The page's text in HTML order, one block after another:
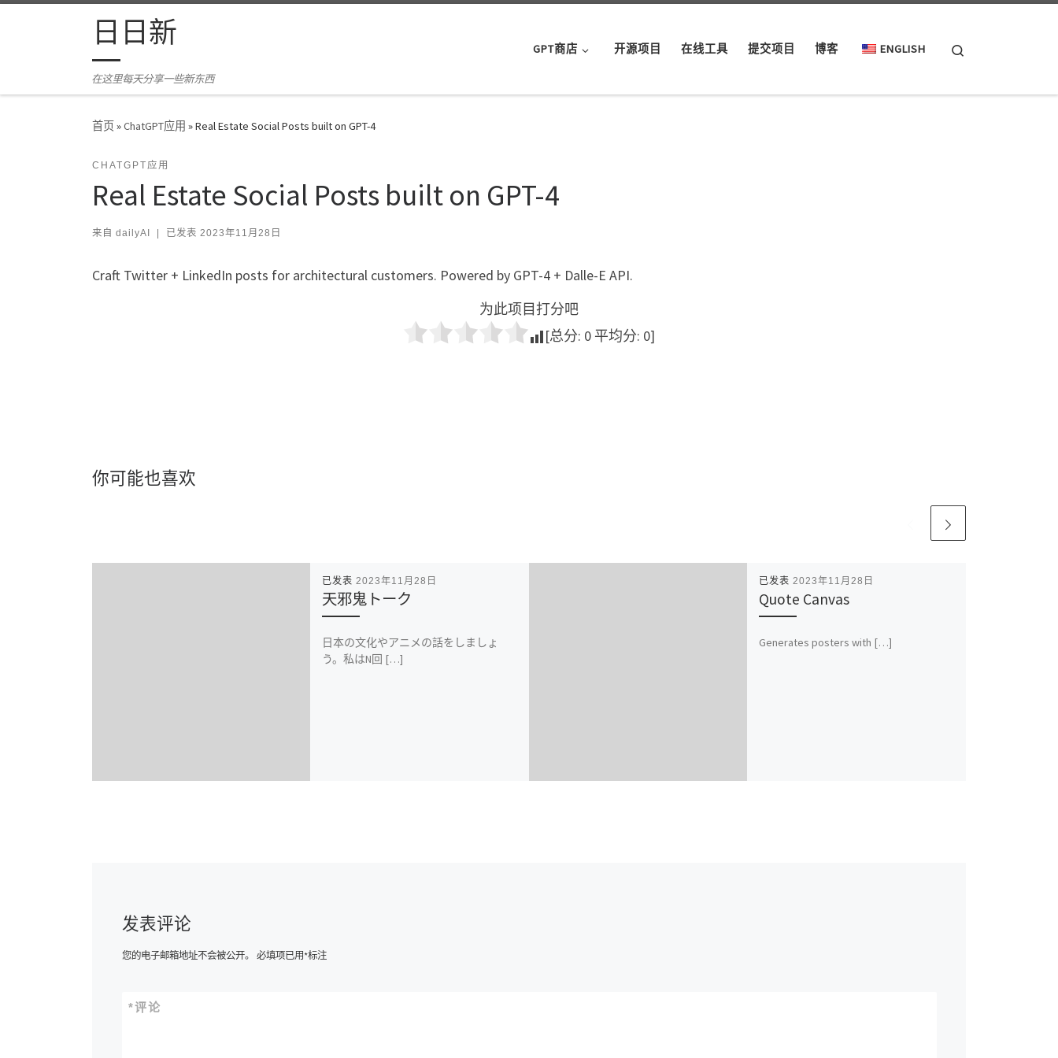
Skip to content日日新
在这里每天分享一些新东西
GPT商店 开源项目 在线工具 提交项目 博客 ENGLISH
首页»ChatGPT应用 »Real Estate Social Posts built on GPT-4
CHATGPT应用
Real Estate Social Posts built on GPT-4
来自 dailyAI 已发表 2023年11月28日
Craft Twitter + LinkedIn posts for architectural customers. Powered by GPT-4 + Dalle-E API.
为此项目打分吧
[总分: 0 平均分: 0]
你可能也喜欢
已发表 2023年11月28日
天邪鬼トーク
日本の文化やアニメの話をしましょ
う。私はN回 […]
已发表 2023年11月28日
Quote Canvas
Generates posters with […]
发表评论
您的电子邮箱地址不会被公开。 必填项已用*标注
评论
*